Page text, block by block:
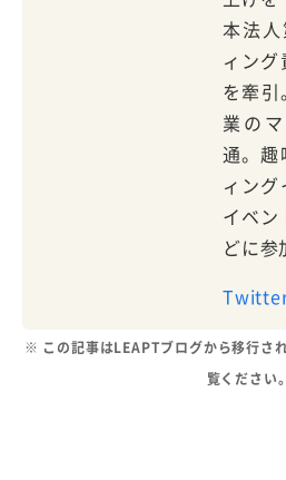
本法
ィン
を牽
業の
通。趣
ィン
イベン
どに参
※ この記事はLEAPTブログから移行さ
覧ください。